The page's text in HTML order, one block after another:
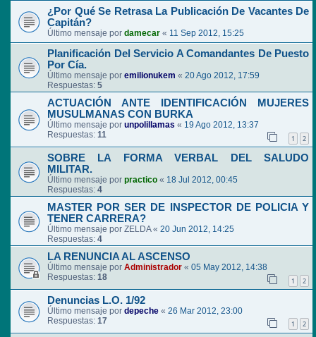
¿Por Qué Se Retrasa La Publicación De Vacantes De
Capitán?
Último mensaje por damecar « 11 Sep 2012, 15:25
Planificación Del Servicio A Comandantes De Puesto
Por Cía.
Último mensaje por emilionukem « 20 Ago 2012, 17:59
Respuestas: 5
ACTUACIÓN ANTE IDENTIFICACIÓN MUJERES
MUSULMANAS CON BURKA
Último mensaje por unpolillamas « 19 Ago 2012, 13:37
Respuestas: 11 1 2
SOBRE LA FORMA VERBAL DEL SALUDO
MILITAR.
Último mensaje por practico « 18 Jul 2012, 00:45
Respuestas: 4
MASTER POR SER DE INSPECTOR DE POLICIA Y
TENER CARRERA?
Último mensaje por ZELDA« 20 Jun 2012, 14:25
Respuestas: 4
LA RENUNCIA AL ASCENSO
Último mensaje por Administrador « 05 May 2012, 14:38
Respuestas: 18 1 2
Denuncias L.O. 1/92
Último mensaje por depeche « 26 Mar 2012, 23:00
Respuestas: 17 1 2